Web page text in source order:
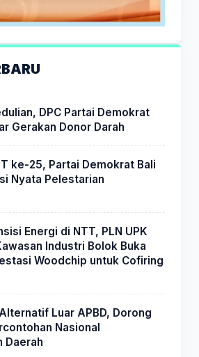
DPC Partai Demokrat
Gerakan Donor Darah
ke-25, Partai Demokrat Bali
Nyata Pelestarian
Energi di NTT, PLN UPK
Industri Bolok Buka
Woodchip untuk Cofiring
Luar APBD, Dorong
Nasional
Daerah